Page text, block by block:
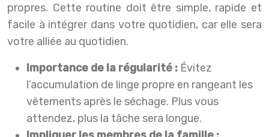
propres. Cette routine doit être simple, rapide et
facile à intégrer dans votre quotidien, car elle sera
votre alliée au quotidien.
Importance de la régularité : Évitez
l’accumulation de linge propre en rangeant les
vêtements après le séchage. Plus vous
attendez, plus la tâche sera longue.